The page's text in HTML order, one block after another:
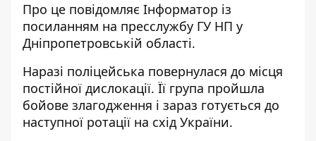
Про це повідомляє Інформатор із
посиланням на пресслужбу ГУ НП у
Дніпропетровській області.
Наразі поліцейська повернулася до місця
постійної дислокації. Її група пройшла
бойове злагодження і зараз готується до
наступної ротації на схід України.